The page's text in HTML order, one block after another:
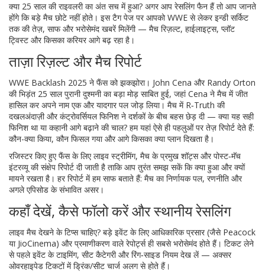
क्या 25 साल की राइवलरी का अंत सच में हुआ? अगर आप रेसलिंग फैन हैं तो आप जानते
होंगे कि बड़े मैच छोटे नहीं होते। इस टैग पेज पर आपको WWE से लेकर इन्डी सर्किट
तक की तेज़, साफ और भरोसेमंद खबरें मिलेंगी — मैच रिज़ल्ट, हाईलाइट्स, प्लॉट
ट्विस्ट और किसका करियर आगे बढ़ रहा है।
ताज़ा रिज़ल्ट और मैच रिपोर्ट
WWE Backlash 2025 ने फैंस को झकझोरा। John Cena और Randy Orton
की भिड़ंत 25 साल पुरानी दुश्मनी का बड़ा मोड़ साबित हुई, जहां Cena ने मैच में जीत
हासिल कर अपने नाम एक और यादगार पल जोड़ लिया। मैच में R‑Truth की
दखलअंदाज़ी और कंट्रोवर्सियल फिनिश ने दर्शकों के बीच बहस छेड़ दी — क्या यह सही
फिनिश था या कहानी आगे बढ़ाने की चाल? हम यहां ऐसे ही पहलुओं पर तेज़ रिपोर्ट देते हैं:
कौन-क्या किया, कौन फिसल गया और आगे किसका क्या प्लान दिखता है।
रजिस्टर किए हुए फैंस के लिए लाइव स्ट्रीमिंग, मैच के प्रमुख शॉट्स और पोस्ट‑मॅच
इंटरव्यू की संक्षेप रिपोर्ट दी जाती है ताकि आप तुरंत समझ सकें कि क्या हुआ और क्यों
मायने रखता है। हर रिपोर्ट में हम साफ बताते हैं: मैच का निर्णायक पल, रणनीति और
अगले एपिसोड के संभावित असर।
कहाँ देखें, कैसे फॉलो करें और स्थानीय रेसलिंग
लाइव मैच देखने के टिप्स चाहिए? बड़े इवेंट के लिए आधिकारिक प्रसार (जैसे Peacock
या JioCinema) और प्रमाणीकरण वाले रेपोर्ट्स ही सबसे भरोसेमंद होते हैं। टिकट लेने
से पहले इवेंट के टाइमिंग, सीट कैटेगरी और रिंग‑साइड नियम देख लें — अक्सर
ओवरहाइपेड टिकटों में ड्रिंक/सीट चार्ज अलग से होते हैं।